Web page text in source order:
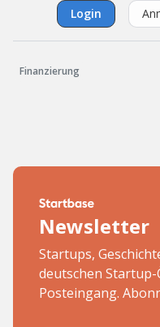
Login
Finanzierung
Newsletter
Startups,
deutschen
Posteingang.